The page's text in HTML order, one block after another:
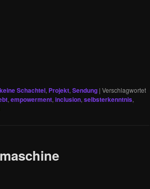
Schachtel, Projekt, Sendung | Verschlagwortet
, empowerment, inclusion, selbsterkenntnis,